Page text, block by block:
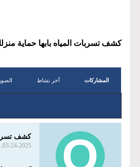
كشف تسربات المياه بابها حماية
المشاركات آخر نشاط الصور
كشف
03-24-2025, 03:19 PM